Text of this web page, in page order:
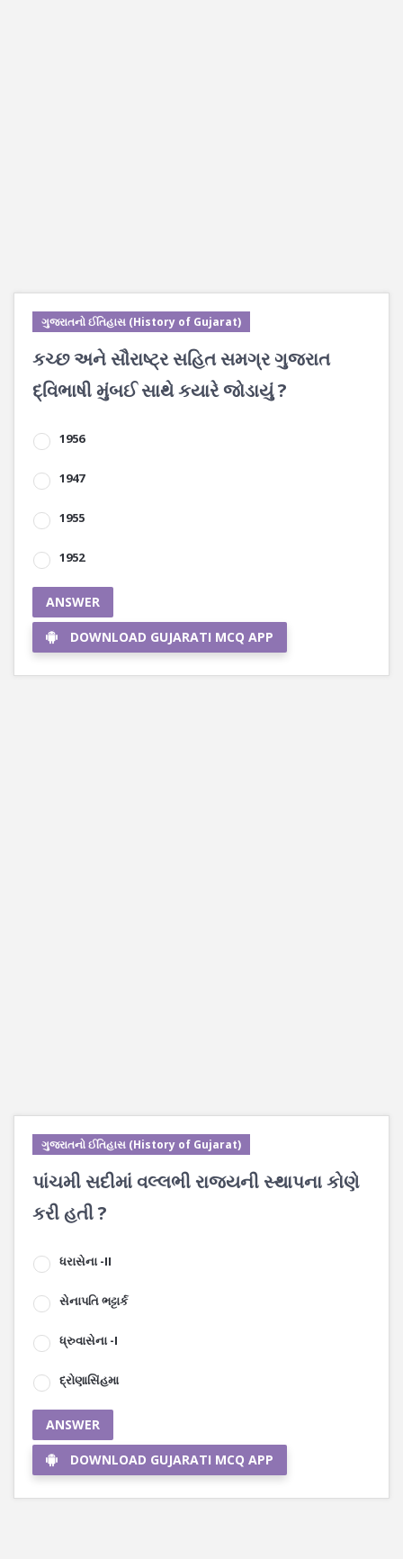
ગુજરાતનો ઈતિહાસ (History of Gujarat)
કચ્છ અને સૌરાષ્ટ્ર સહિત સમગ્ર ગુજરાત
દ્વિભાષી મુંબઈ સાથે કયારે જોડાયું ?
1956
1947
1955
1952
ANSWER
DOWNLOAD GUJARATI MCQ APP
ગુજરાતનો ઈતિહાસ (History of Gujarat)
પાંચમી સદીમાં વલ્લભી રાજ્યની સ્થાપના કોણે
કરી હતી ?
ધરાસેના -II
સેનાપતિ ભટ્ટાર્ક
ધ્રુવાસેના -I
દ્રોણાસિંહમા
ANSWER
DOWNLOAD GUJARATI MCQ APP